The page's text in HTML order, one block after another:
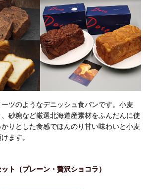
ツのようなデニッシュ食パンです。小麦
砂糖など厳選北海道産素材をふんだんに使
りとした食感でほんのり甘い味わいと小麦
ます。
ト
（プレーン・贅沢ショコラ）